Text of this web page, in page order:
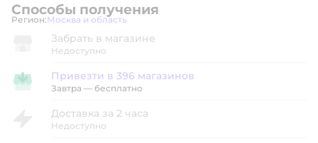
Способы получения
Регион: Выбор адреса доставки.
Москва и область
Забрать в магазине
Недоступно
Привезти в магазин
Привезти в 396 магазинов
Завтра — бесплатно
Доставка за 2 часа
Недоступно